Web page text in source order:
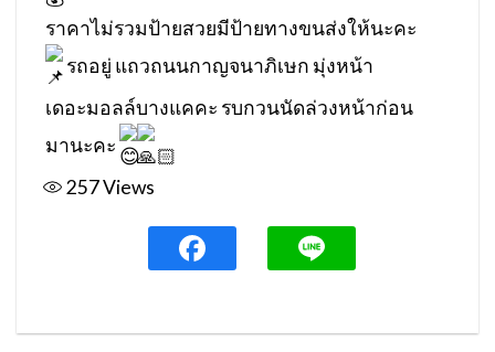
ราคาไม่รวมป้ายสวยมีป้ายทางขนส่งให้นะคะ
รถอยู่ แถวถนนกาญจนาภิเษก มุ่งหน้า
เดอะมอลล์บางแคคะ รบกวนนัดล่วงหน้าก่อน
มานะคะ
257Views